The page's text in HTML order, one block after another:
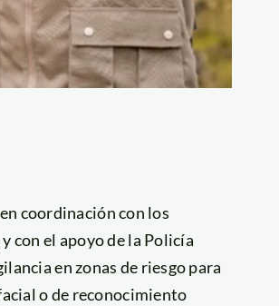
coordinación con los
con el apoyo de la Policía
en zonas de riesgo para
o de reconocimiento